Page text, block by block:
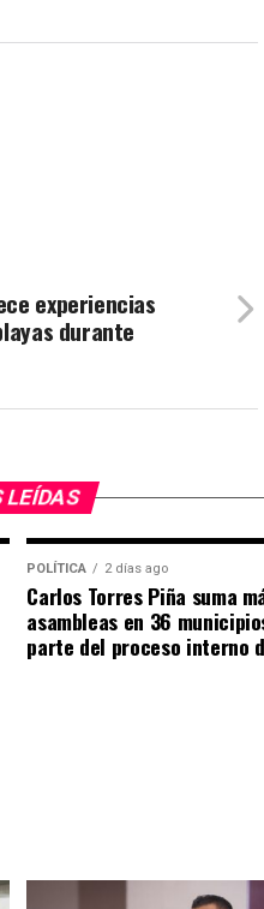
experiencias
durante
LEÍDAS
POLÍTICA 2 días ago
Carlos Torres Piña suma
asambleas en 36
parte del proceso interno